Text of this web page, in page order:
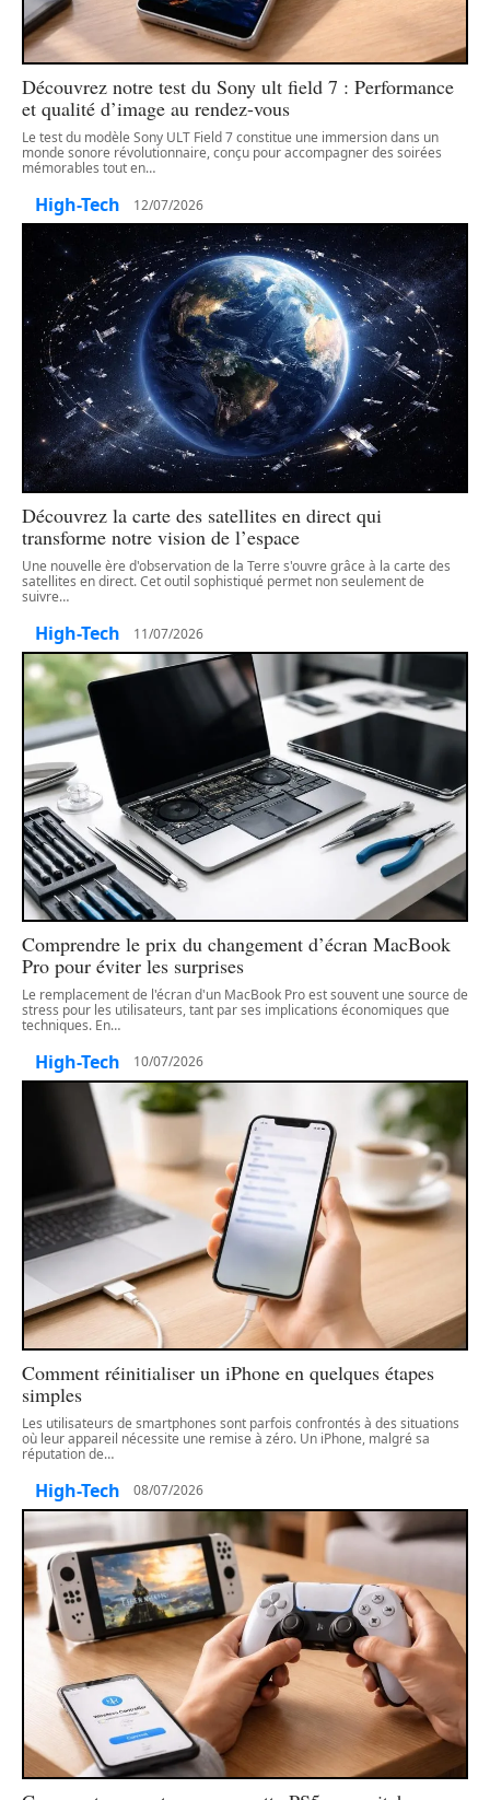
Découvrez notre test du Sony ult field 7 : Performance
et qualité d’image au rendez-vous
Le test du modèle Sony ULT Field 7 constitue une immersion dans un
monde sonore révolutionnaire, conçu pour accompagner des soirées
mémorables tout en…
High-Tech 12/07/2026
Découvrez la carte des satellites en direct qui
transforme notre vision de l’espace
Une nouvelle ère d'observation de la Terre s'ouvre grâce à la carte des
satellites en direct. Cet outil sophistiqué permet non seulement de
suivre…
High-Tech 11/07/2026
Comprendre le prix du changement d’écran MacBook
Pro pour éviter les surprises
Le remplacement de l'écran d'un MacBook Pro est souvent une source de
stress pour les utilisateurs, tant par ses implications économiques que
techniques. En…
High-Tech 10/07/2026
Comment réinitialiser un iPhone en quelques étapes
simples
Les utilisateurs de smartphones sont parfois confrontés à des situations
où leur appareil nécessite une remise à zéro. Un iPhone, malgré sa
réputation de…
High-Tech 08/07/2026